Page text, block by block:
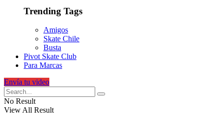
Trending Tags
Amigos
Skate Chile
Busta
Pivot Skate Club
Para Marcas
Envía tu video
No Result
View All Result